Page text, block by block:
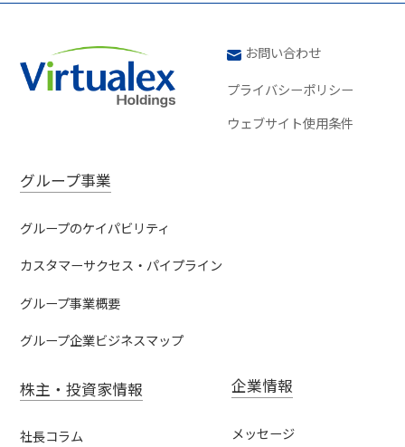
お問い合わせ
プライバシーポリシー
ウェブサイト使用条件
グループ事業
グループのケイパビリティ
カスタマーサクセス・パイプライン
グループ事業概要
グループ企業ビジネスマップ
企業情報
メッセージ
株主・投資家情報
社長コラム